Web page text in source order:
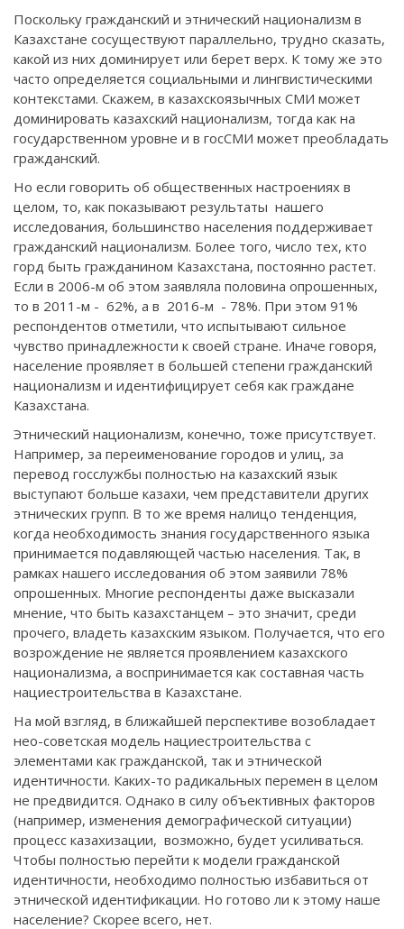
Поскольку гражданский и этнический национализм в
Казахстане сосуществуют параллельно, трудно сказать,
какой из них доминирует или берет верх. К тому же это
часто определяется социальными и лингвистическими
контекстами. Скажем, в казахскоязычных СМИ может
доминировать казахский национализм, тогда как на
государственном уровне и в госСМИ может преобладать
гражданский.
Но если говорить об общественных настроениях в
целом, то, как показывают результаты нашего
исследования, большинство населения поддерживает
гражданский национализм. Более того, число тех, кто
горд быть гражданином Казахстана, постоянно растет.
Если в 2006-м об этом заявляла половина опрошенных,
то в 2011-м - 62%, а в 2016-м - 78%. При этом 91%
респондентов отметили, что испытывают сильное
чувство принадлежности к своей стране. Иначе говоря,
население проявляет в большей степени гражданский
национализм и идентифицирует себя как граждане
Казахстана.
Этнический национализм, конечно, тоже присутствует.
Например, за переименование городов и улиц, за
перевод госслужбы полностью на казахский язык
выступают больше казахи, чем представители других
этнических групп. В то же время налицо тенденция,
когда необходимость знания государственного языка
принимается подавляющей частью населения. Так, в
рамках нашего исследования об этом заявили 78%
опрошенных. Многие респонденты даже высказали
мнение, что быть казахстанцем – это значит, среди
прочего, владеть казахским языком. Получается, что его
возрождение не является проявлением казахского
национализма, а воспринимается как составная часть
нациестроительства в Казахстане.
На мой взгляд, в ближайшей перспективе возобладает
нео-советская модель нациестроительства с
элементами как гражданской, так и этнической
идентичности. Каких-то радикальных перемен в целом
не предвидится. Однако в силу объективных факторов
(например, изменения демографической ситуации)
процесс казахизации, возможно, будет усиливаться.
Чтобы полностью перейти к модели гражданской
идентичности, необходимо полностью избавиться от
этнической идентификации. Но готово ли к этому наше
население? Скорее всего, нет.